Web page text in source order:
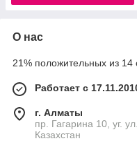
О нас
21% положительных из 14
Работает с
г. Алматы
пр. Гагарина 10, уг.
Казахстан